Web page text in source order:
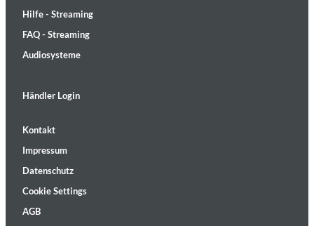
Hilfe - Streaming
FAQ - Streaming
Audiosysteme
Händler Login
Kontakt
Impressum
Datenschutz
Cookie Settings
AGB